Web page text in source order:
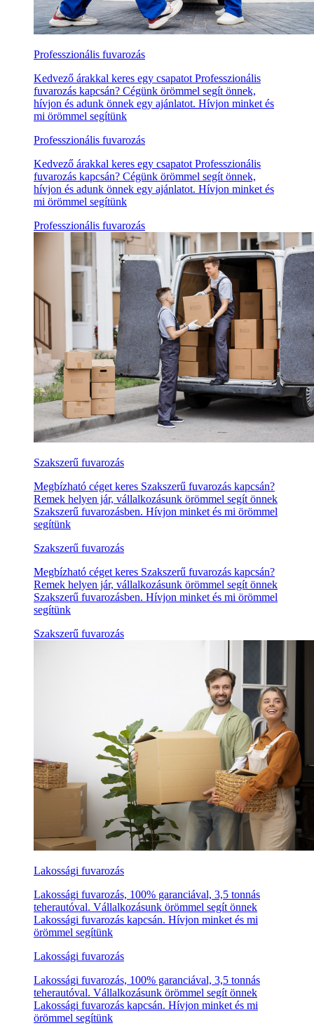
Professzionális fuvarozás
Kedvező árakkal keres egy csapatot Professzionális
fuvarozás kapcsán? Cégünk örömmel segít önnek,
hívjon és adunk önnek egy ajánlatot. Hívjon minket és
mi örömmel segítünk
Professzionális fuvarozás
Kedvező árakkal keres egy csapatot Professzionális
fuvarozás kapcsán? Cégünk örömmel segít önnek,
hívjon és adunk önnek egy ajánlatot. Hívjon minket és
mi örömmel segítünk
Professzionális fuvarozás
Szakszerű fuvarozás
Megbízható céget keres Szakszerű fuvarozás kapcsán?
Remek helyen jár, vállalkozásunk örömmel segít önnek
Szakszerű fuvarozásben. Hívjon minket és mi örömmel
segítünk
Szakszerű fuvarozás
Megbízható céget keres Szakszerű fuvarozás kapcsán?
Remek helyen jár, vállalkozásunk örömmel segít önnek
Szakszerű fuvarozásben. Hívjon minket és mi örömmel
segítünk
Szakszerű fuvarozás
Lakossági fuvarozás
Lakossági fuvarozás, 100% garanciával, 3,5 tonnás
teherautóval. Vállalkozásunk örömmel segít önnek
Lakossági fuvarozás kapcsán. Hívjon minket és mi
örömmel segítünk
Lakossági fuvarozás
Lakossági fuvarozás, 100% garanciával, 3,5 tonnás
teherautóval. Vállalkozásunk örömmel segít önnek
Lakossági fuvarozás kapcsán. Hívjon minket és mi
örömmel segítünk